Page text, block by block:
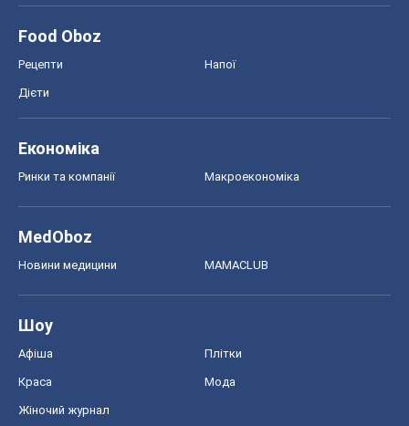
Food Oboz
Рецепти Напої
Дієти
Економіка
Ринки та компанії Макроекономіка
MedOboz
Новини медицини MAMACLUB
Шоу
Афіша Плітки
Краса Мода
Жіночий журнал